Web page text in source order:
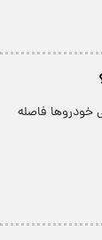
خودروها فاصله